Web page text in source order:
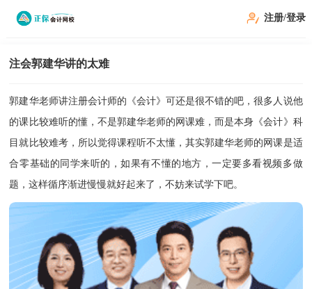
注册/登录
注会郭建华讲的太难
郭建华老师讲注册会计师的《会计》可还是很不错的吧，很多人说他
的课比较难听的懂，不是郭建华老师的网课难，而是本身《会计》科
目就比较难考，所以觉得课程听不太懂，其实郭建华老师的网课是适
合零基础的同学来听的，如果有不懂的地方，一定要多看视频多做
题，这样循序渐进慢慢就好起来了，不妨来试学下吧。